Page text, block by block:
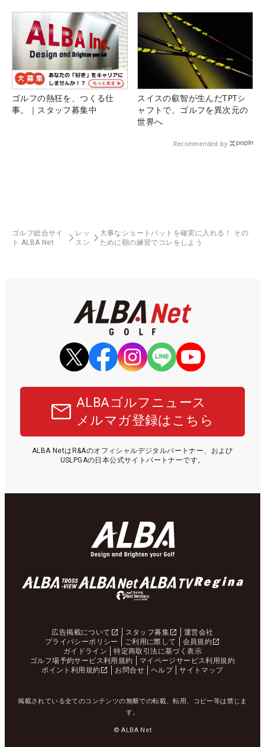
ゴルフの熱狂を、つくる仕
事。｜スタッフ募集中
スイスの叡智が生んだTPTシ
ャフトで、ゴルフを異次元の
世界へ
Recommended by
ゴルフ総合サイ
ト ALBA Net
レッ
スン
大事なショートパットを確実に入れる！ その
ために朝の練習でコレをしよう
ALBAゴルフニュース
メルマガ登録はこちら
ALBA NetはR&Aのオフィシャルデジタルパートナー、および
USLPGAの日本公式サイトパートナーです。
広告掲載について スタッフ募集
運営会社
プライバシーポリシー
ご利用に際して
会員規約
ガイドライン
特定商取引法に基づく表示
ゴルフ場予約サービス利用規約
マイページサービス利用規約
ポイント利用規約
お問合せ ヘルプ サイトマップ
掲載されている全てのコンテンツの無断での転載、転用、コピー等は禁じま
す。
© ALBA Net